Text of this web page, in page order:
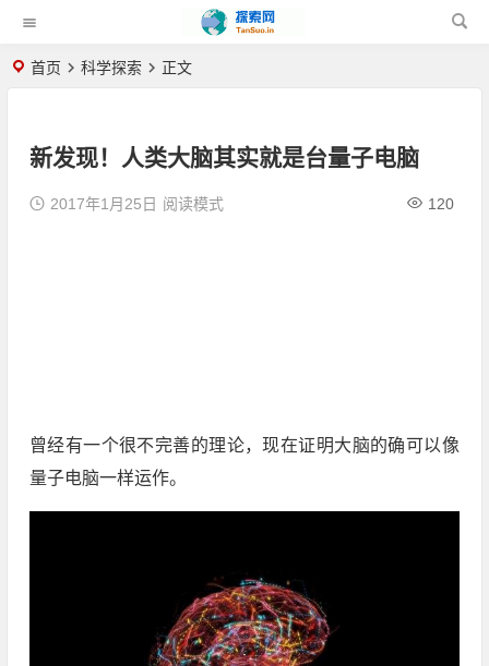
首页 科学探索 正文
新发现！人类大脑其实就是台量子电脑
2017年1月25日 120
阅读模式
曾经有一个很不完善的理论，现在证明大脑的确可以像
量子电脑一样运作。